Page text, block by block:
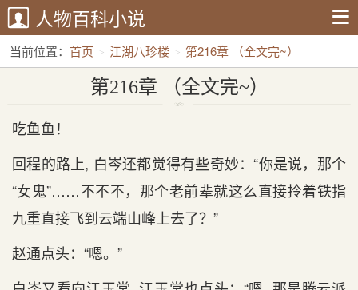
人物百科小说
当前位置： 首页 江湖八珍楼 第216章 （全文完~）
第216章 （全文完~）
吃鱼鱼！
回程的路上, 白岑还都觉得有些奇妙：“你是说，那个
“女鬼”……不不不，那个老前辈就这么直接拎着铁指
九重直接飞到云端山峰上去了？”
赵通点头：“嗯。”